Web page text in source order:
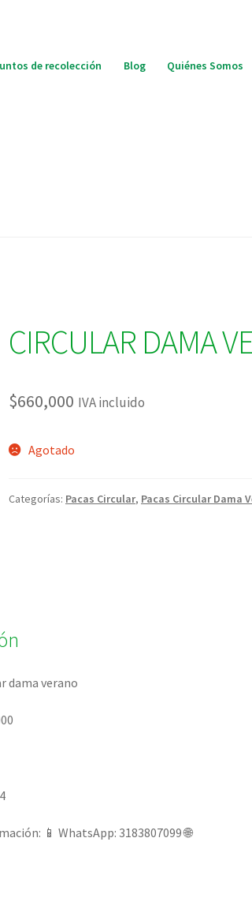
de recolección Blog Quiénes Somos
CIRCULAR DAMA
$660,000 IVA incluido
Agotado
Categorías: Pacas Circular, Pacas Circular Dama
dama verano
📱 WhatsApp: 3183807099 🌐